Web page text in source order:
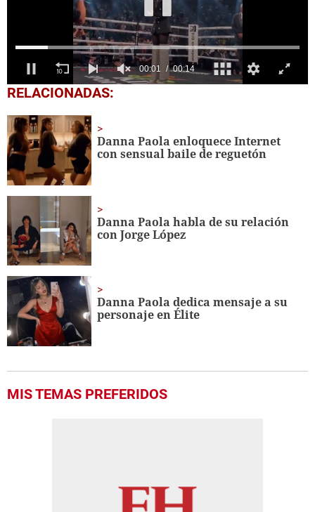
0
seconds
14
seconds
RELACIONADAS:
Danna Paola enloquece Internet
con sensual baile de reguetón
Danna Paola habla de su relación
con Jorge López
Danna Paola dedica mensaje a su
personaje en Élite
MIS TEMAS PREFERIDOS